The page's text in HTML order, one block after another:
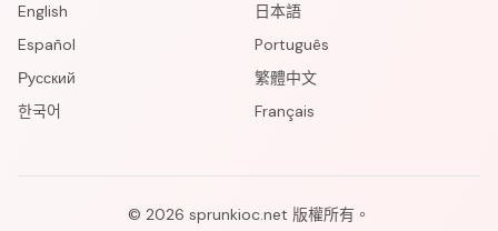
English
日本語
Español
Português
Русский
繁體中文
한국어
Français
© 2026 sprunkioc.net 版權所有。